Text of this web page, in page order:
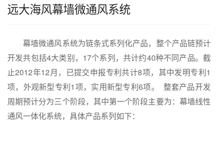
远大海风幕墙微通风系统
幕墙微通风系统为链条式系列化产品，整个产品链预计
开发共包括4大类别，17个系列，共计约40种不同产品。截
止2012年12月，已提交申报专利共计8项，其中发明专利1
项，外观新型专利1项，实用新型专利6项。 整套产品开发
周期预计分为三个阶段，其中第一个阶段主要为：幕墙线性
通风一体化系统，具体产品系列如下：